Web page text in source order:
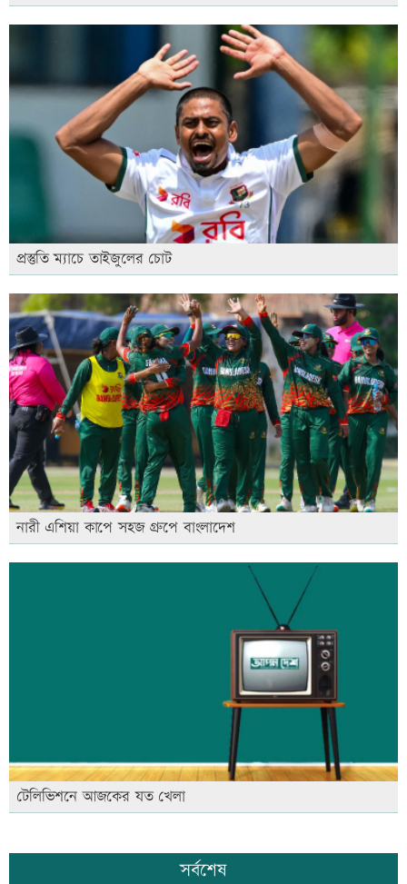
প্রস্তুতি ম্যাচে তাইজুলের চোট
নারী এশিয়া কাপে সহজ গ্রুপে বাংলাদেশ
টেলিভিশনে আজকের যত খেলা
সর্বশেষ